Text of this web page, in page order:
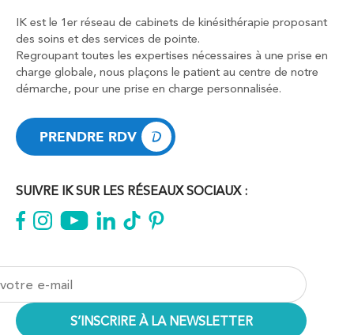
IK est le 1er réseau de cabinets de kinésithérapie proposant
des soins et des services de pointe.
Regroupant toutes les expertises nécessaires à une prise en
charge globale, nous plaçons le patient au centre de notre
démarche, pour une prise en charge personnalisée.
PRENDRE RDV
SUIVRE IK SUR LES RÉSEAUX SOCIAUX :